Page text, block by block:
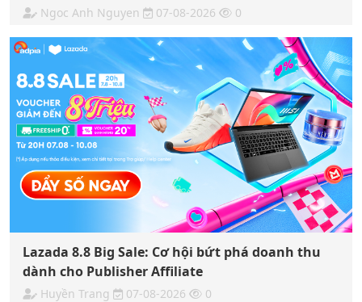
Ngoc Anh Nguyen 07-08-2026 0
Lazada 8.8 Big Sale: Cơ hội bứt phá doanh thu
dành cho Publisher Affiliate
Huyền Trang 07-08-2026 0